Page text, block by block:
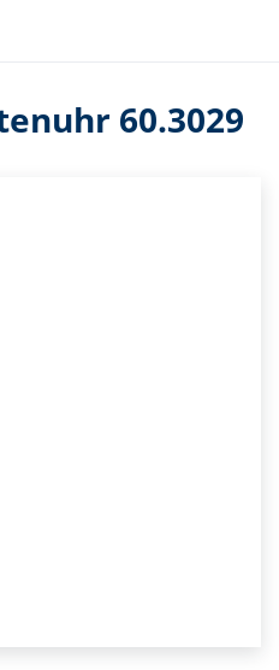
60.3029